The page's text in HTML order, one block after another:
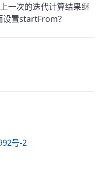
一次的迭代计算结果继
置startFrom？
号-2